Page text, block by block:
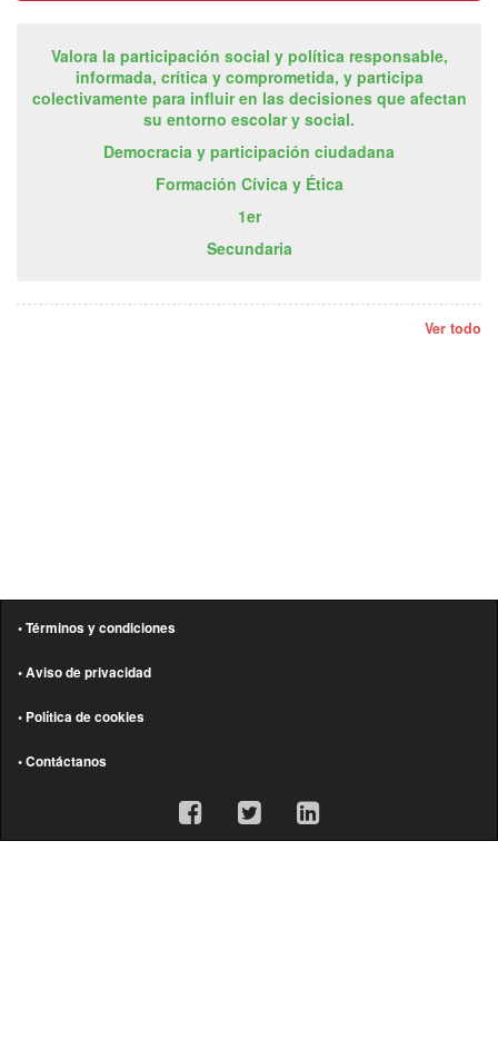
Valora la participación social y política responsable,
informada, crítica y comprometida, y participa
colectivamente para influir en las decisiones que afectan
su entorno escolar y social.
Democracia y participación ciudadana
Formación Cívica y Ética
1er
Secundaria
Ver todo
• Términos y condiciones
• Aviso de privacidad
• Política de cookies
• Contáctanos